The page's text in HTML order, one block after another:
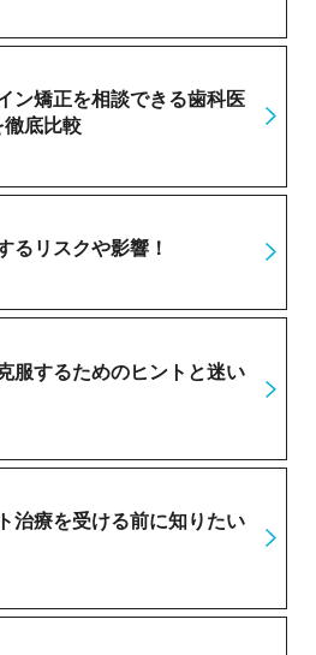
ン矯正を相談できる歯科医
徹底比較
るリスクや影響！
服するためのヒントと迷い
治療を受ける前に知りたい